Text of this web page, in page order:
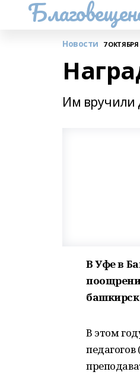
Новости 7 ОКТЯБРЯ
Им вручили
В Уфе в
В этом